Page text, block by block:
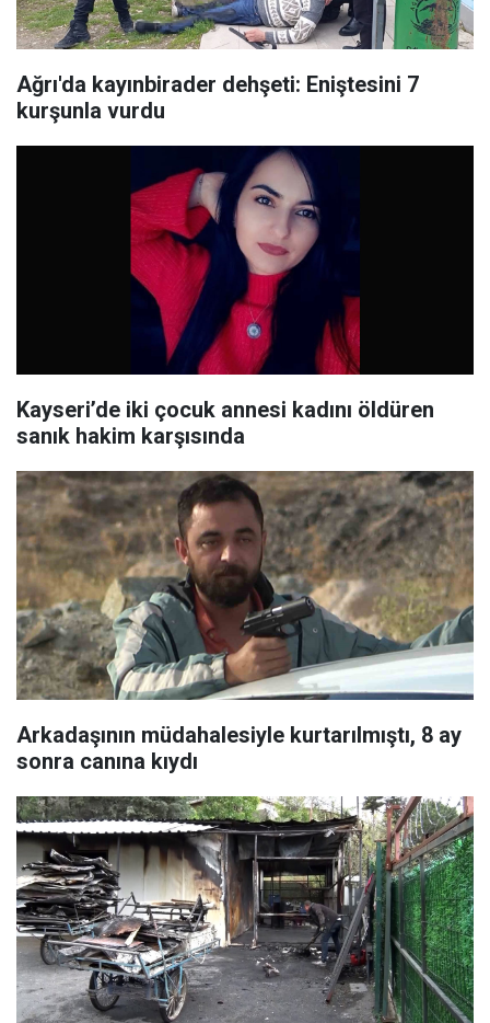
Ağrı'da kayınbirader dehşeti: Eniştesini 7
kurşunla vurdu
Kayseri’de iki çocuk annesi kadını öldüren
sanık hakim karşısında
Arkadaşının müdahalesiyle kurtarılmıştı, 8 ay
sonra canına kıydı